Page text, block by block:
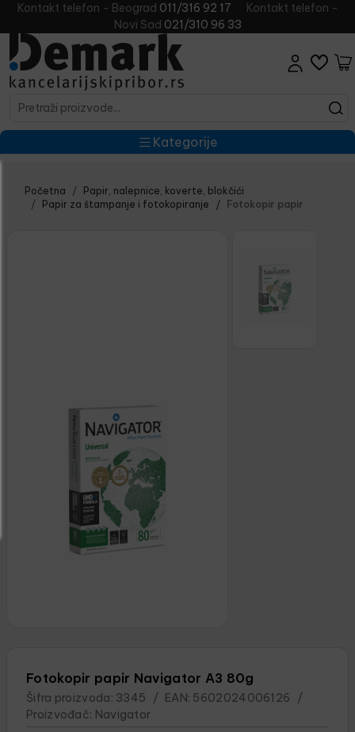
Kontakt telefon - Beograd 011/316 92 17
Kontakt telefon -
Novi Sad 021/310 96 33
Kategorije
Početna
Papir, nalepnice, koverte, blokčići
Papir za štampanje i fotokopiranje
Fotokopir papir
Fotokopir papir Navigator A3 80g
Šifra proizvoda: 3345 / EAN: 5602024006126
/
Proizvođač: Navigator